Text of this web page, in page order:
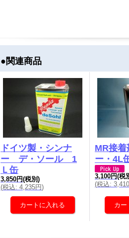
●関連商品
ドイツ製・シンナ
ー デ・ソール 1
Ｌ缶
3,850円(税別)
(税込: 4,235円)
MR接
ー・4L
3,100円(税
(税込: